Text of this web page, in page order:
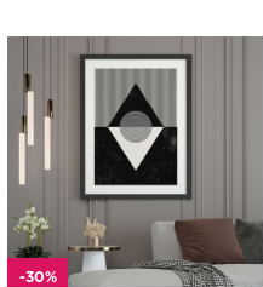
-30%